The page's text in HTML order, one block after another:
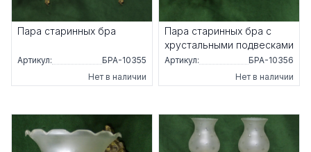
Пара старинных бра
Артикул:
БРА-10355
Нет в наличии
Пара старинных бра с
хрустальными подвесками
Артикул:
БРА-10356
Нет в наличии